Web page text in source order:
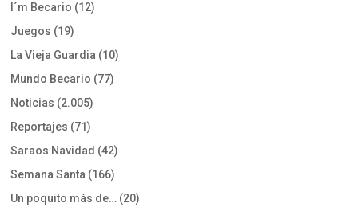
I´m Becario (12)
Juegos (19)
La Vieja Guardia (10)
Mundo Becario (77)
Noticias (2.005)
Reportajes (71)
Saraos Navidad (42)
Semana Santa (166)
Un poquito más de… (20)